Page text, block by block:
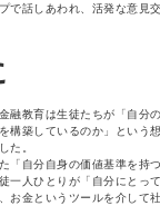
で話しあわれ、活発な意見
融教育は生徒たちが「自分
構築しているのか」という
た。
「自分自身の価値基準を持
一人ひとりが「自分にとっ
お金というツールを介して